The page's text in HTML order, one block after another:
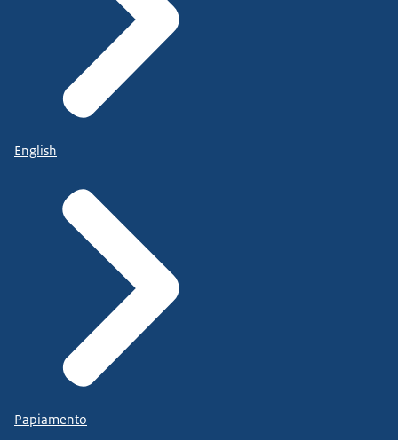
English
Papiamento